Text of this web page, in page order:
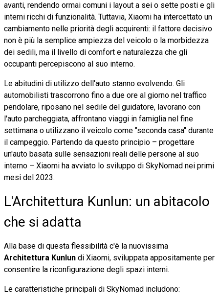
avanti, rendendo ormai comuni i layout a sei o sette posti e gli
interni ricchi di funzionalità. Tuttavia, Xiaomi ha intercettato un
cambiamento nelle priorità degli acquirenti: il fattore decisivo
non è più la semplice ampiezza del veicolo o la morbidezza
dei sedili, ma il livello di comfort e naturalezza che gli
occupanti percepiscono al suo interno.
Le abitudini di utilizzo dell'auto stanno evolvendo. Gli
automobilisti trascorrono fino a due ore al giorno nel traffico
pendolare, riposano nel sedile del guidatore, lavorano con
l'auto parcheggiata, affrontano viaggi in famiglia nel fine
settimana o utilizzano il veicolo come "seconda casa" durante
il campeggio. Partendo da questo principio – progettare
un'auto basata sulle sensazioni reali delle persone al suo
interno – Xiaomi ha avviato lo sviluppo di SkyNomad nei primi
mesi del 2023.
L'Architettura Kunlun: un abitacolo
che si adatta
Alla base di questa flessibilità c'è la nuovissima
Architettura Kunlun di Xiaomi, sviluppata appositamente per
consentire la riconfigurazione degli spazi interni.
Le caratteristiche principali di SkyNomad includono: